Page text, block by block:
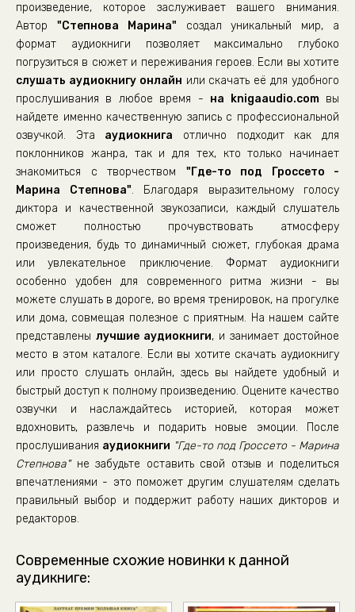
произведение, которое заслуживает вашего внимания.
Автор "Степнова Марина" создал уникальный мир, а
формат аудиокниги позволяет максимально глубоко
погрузиться в сюжет и переживания героев. Если вы хотите
слушать аудиокнигу онлайн или скачать её для удобного
прослушивания в любое время - на knigaaudio.comвы
найдете именно качественную запись с профессиональной
озвучкой. Эта аудиокнига отлично подходит как для
поклонников жанра, так и для тех, кто только начинает
знакомиться с творчеством "Где-то под Гроссето -
Марина Степнова". Благодаря выразительному голосу
диктора и качественной звукозаписи, каждый слушатель
сможет полностью прочувствовать атмосферу
произведения, будь то динамичный сюжет, глубокая драма
или увлекательное приключение. Формат аудиокниги
особенно удобен для современного ритма жизни - вы
можете слушать в дороге, во время тренировок, на прогулке
или дома, совмещая полезное с приятным. На нашем сайте
представлены лучшие аудиокниги, и занимает достойное
место в этом каталоге. Если вы хотите скачать аудиокнигу
или просто слушать онлайн, здесь вы найдете удобный и
быстрый доступ к полному произведению. Оцените качество
озвучки и наслаждайтесь историей, которая может
вдохновить, развлечь и подарить новые эмоции. После
прослушивания аудиокниги "Где-то под Гроссето - Марина
Степнова"не забудьте оставить свой отзыв и поделиться
впечатлениями - это поможет другим слушателям сделать
правильный выбор и поддержит работу наших дикторов и
редакторов.
Современные схожие новинки к данной
аудикниге: